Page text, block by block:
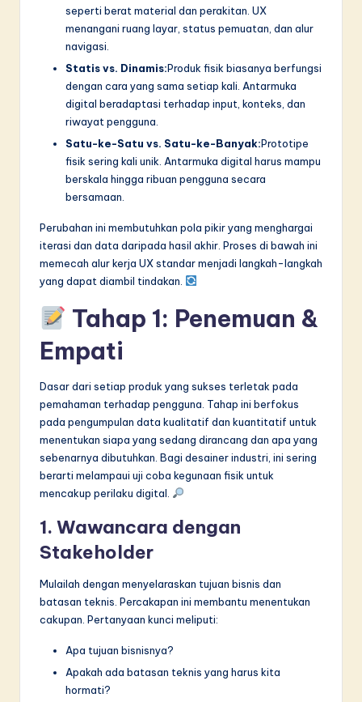
seperti berat material dan perakitan. UX
menangani ruang layar, status pemuatan, dan alur
navigasi.
Statis vs. Dinamis:Produk fisik biasanya berfungsi
dengan cara yang sama setiap kali. Antarmuka
digital beradaptasi terhadap input, konteks, dan
riwayat pengguna.
Satu-ke-Satu vs. Satu-ke-Banyak:Prototipe
fisik sering kali unik. Antarmuka digital harus mampu
berskala hingga ribuan pengguna secara
bersamaan.
Perubahan ini membutuhkan pola pikir yang menghargai
iterasi dan data daripada hasil akhir. Proses di bawah ini
memecah alur kerja UX standar menjadi langkah-langkah
yang dapat diambil tindakan.
Tahap 1: Penemuan &
Empati
Dasar dari setiap produk yang sukses terletak pada
pemahaman terhadap pengguna. Tahap ini berfokus
pada pengumpulan data kualitatif dan kuantitatif untuk
menentukan siapa yang sedang dirancang dan apa yang
sebenarnya dibutuhkan. Bagi desainer industri, ini sering
berarti melampaui uji coba kegunaan fisik untuk
mencakup perilaku digital.
1. Wawancara dengan
Stakeholder
Mulailah dengan menyelaraskan tujuan bisnis dan
batasan teknis. Percakapan ini membantu menentukan
cakupan. Pertanyaan kunci meliputi:
Apa tujuan bisnisnya?
Apakah ada batasan teknis yang harus kita
hormati?